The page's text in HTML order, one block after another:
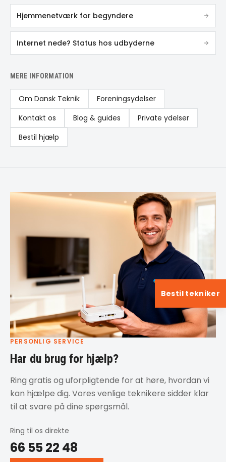
Hjemmenetværk for begyndere
Internet nede? Status hos udbyderne
MERE INFORMATION
Om Dansk Teknik
Foreningsydelser
Kontakt os
Blog & guides
Private ydelser
Bestil hjælp
PERSONLIG SERVICE
Har du brug for hjælp?
Ring gratis og uforpligtende for at høre, hvordan vi
kan hjælpe dig. Vores venlige teknikere sidder klar
til at svare på dine spørgsmål.
Ring til os direkte
66 55 22 48
Bestil tekniker